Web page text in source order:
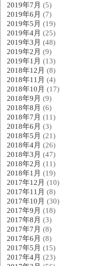
2019年7月 (5)
2019年6月 (7)
2019年5月 (19)
2019年4月 (25)
2019年3月 (48)
2019年2月 (9)
2019年1月 (13)
2018年12月 (8)
2018年11月 (4)
2018年10月 (17)
2018年9月 (9)
2018年8月 (6)
2018年7月 (11)
2018年6月 (3)
2018年5月 (21)
2018年4月 (26)
2018年3月 (47)
2018年2月 (11)
2018年1月 (19)
2017年12月 (10)
2017年11月 (8)
2017年10月 (30)
2017年9月 (18)
2017年8月 (3)
2017年7月 (8)
2017年6月 (8)
2017年5月 (15)
2017年4月 (23)